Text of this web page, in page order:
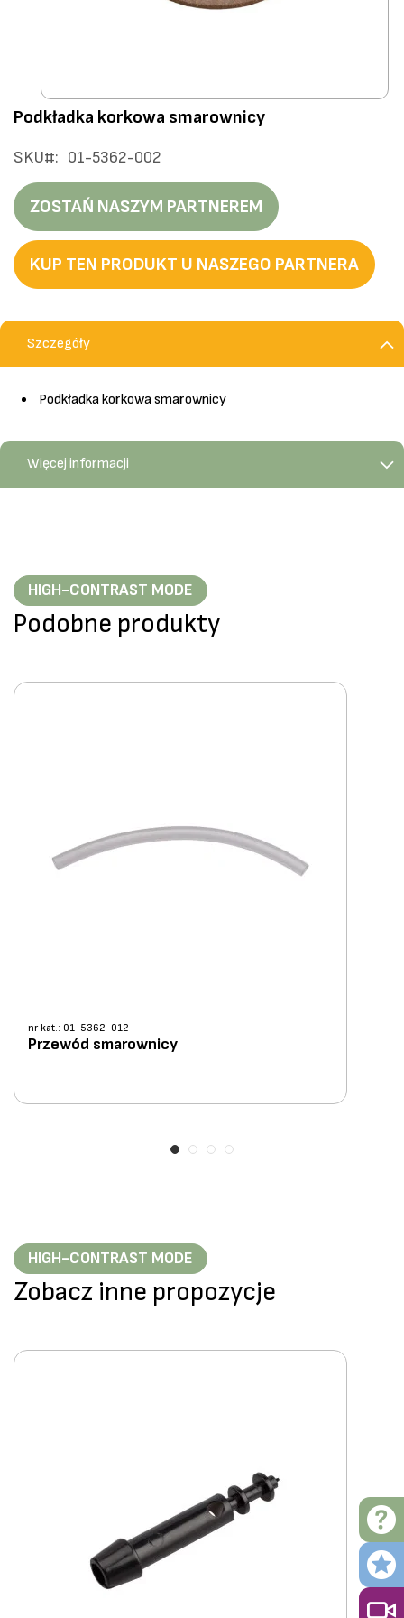
Przejdź
na
początek
galerii
Podkładka korkowa smarownicy
SKU 01-5362-002
ZOSTAŃ NASZYM PARTNEREM
KUP TEN PRODUKT U NASZEGO PARTNERA
Szczegóły
Podkładka korkowa smarownicy
Więcej informacji
HIGH-CONTRAST MODE
Podobne produkty
nr kat.: 01-5362-012
Przewód smarownicy
HIGH-CONTRAST MODE
Zobacz inne propozycje